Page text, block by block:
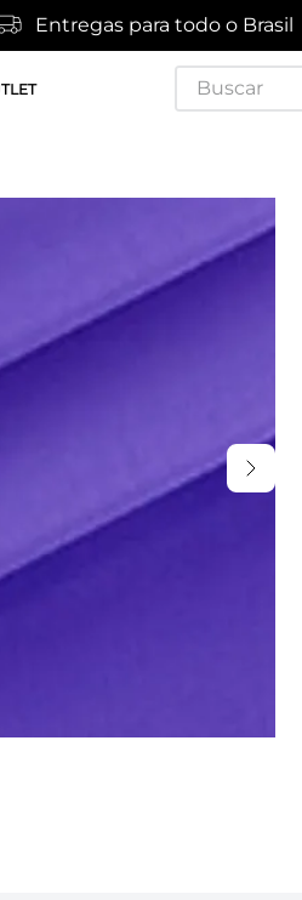
Entregas para todo o Brasil
Buscar